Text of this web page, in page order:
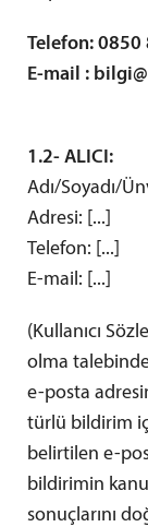
Telefon: 0850
E-mail :
1.2- ALICI:
Adı/Soyadı/
Adresi: [...]
Telefon: [...]
E-mail: [...]
(Kullanıcı
olma
e-posta
türlü bildirim
belirtilen e-
bildirimin
sonuçlarını